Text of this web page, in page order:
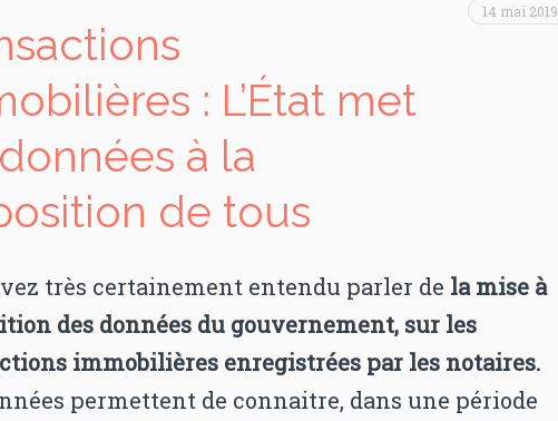
: L’État met
à la
de tous
14 mai 2019
très certainement entendu parler de la mise à
des données du gouvernement, sur les
immobilières enregistrées par les notaires.
permettent de connaitre, dans une période